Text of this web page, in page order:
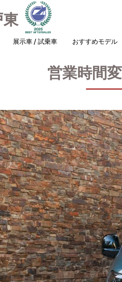
展示車 / 試乗車 おすすめモデル
営業時間